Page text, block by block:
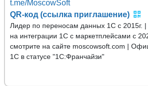
t.me/MoscowSoft
QR-код (ссылка приглашение)
Лидер по переносам данных 1С с 2015г.
на интеграции 1С с маркетплейсами с
смотрите на сайте moscowsoft.com |
1С в статусе "1С:Франчайзи"